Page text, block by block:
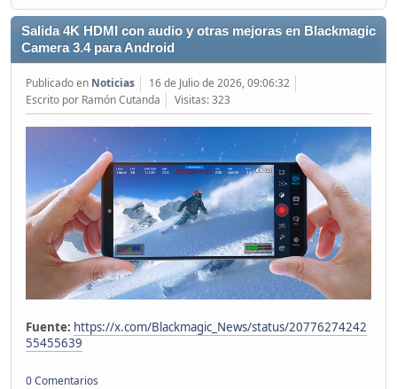
Salida 4K HDMI con audio y otras mejoras en Blackmagic
Camera 3.4 para Android
Publicado en Noticias
16 de Julio de 2026, 09:06:32
Escrito por Ramón Cutanda
Visitas: 323
Fuente: https://x.com/Blackmagic_News/status/20776274242
55455639
0 Comentarios